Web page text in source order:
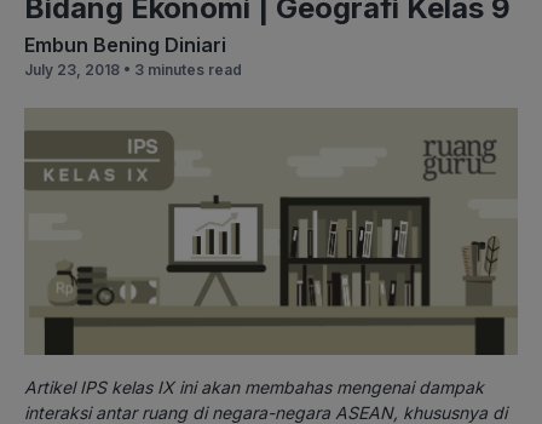
Bidang Ekonomi | Geografi Kelas 9
Embun Bening Diniari
July 23, 2018 • 3 minutes read
Artikel IPS kelas IX ini akan membahas mengenai dampak
interaksi antar ruang di negara-negara ASEAN, khususnya di